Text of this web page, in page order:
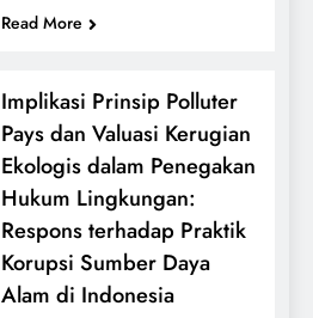
Read More
Implikasi Prinsip Polluter
Pays dan Valuasi Kerugian
Ekologis dalam Penegakan
Hukum Lingkungan:
Respons terhadap Praktik
Korupsi Sumber Daya
Alam di Indonesia